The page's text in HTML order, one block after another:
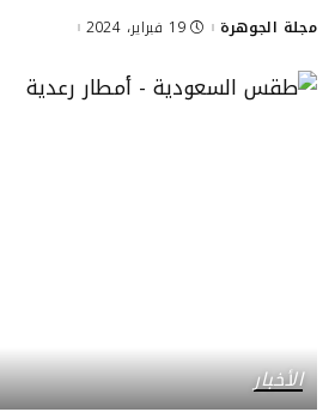
مجلة الجوهرة 19 فبراير، 2024
الأخبار